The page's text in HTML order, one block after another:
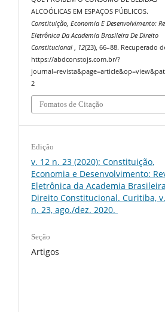
ALCOÓLICAS EM ESPAÇOS PÚBLICOS.
Constituição, Economia E Desenvolvimento:
Eletrônica Da Academia Brasileira De Direito
Constitucional, 12(23), 66–88. Recuperado
https://abdconstojs.com.br/?
2
Fomatos de Citação
Edição
v. 12 n. 23 (2020): Constituição,
Economia e Desenvolvimento:
Eletrônica da Academia
Direito Constitucional. Curitiba,
n. 23, ago./dez. 2020.
Seção
Artigos